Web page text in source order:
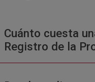
Cuánto cuesta
Registro de la